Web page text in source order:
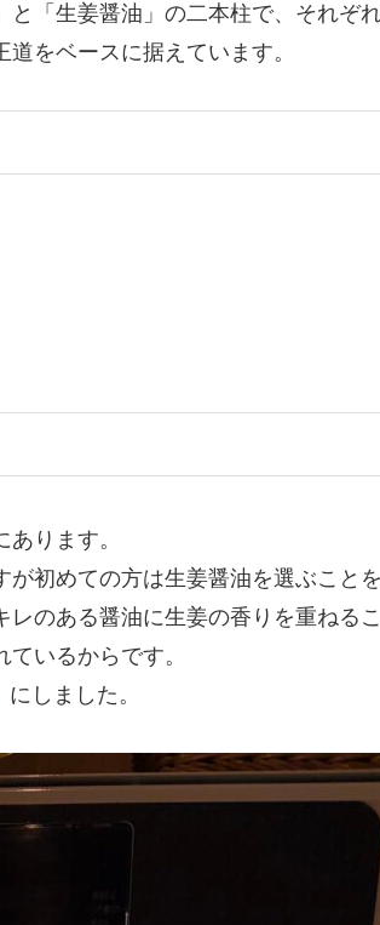
「生姜醤油」の二本柱で、それぞ
をベースに据えています。
ります。
初めての方は生姜醤油を選ぶこと
のある醤油に生姜の香りを重ねるこ
いるからです。
にしました。